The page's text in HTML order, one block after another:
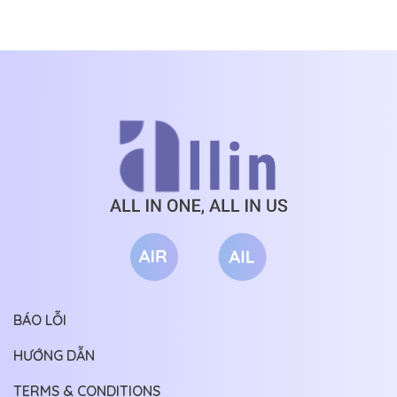
CHƯƠNG 43 11/06/2026
06/06/2026
02/06/2026
28/05/2026
CHƯƠNG 34
BÁO LỖI
HƯỚNG DẪN
TERMS & CONDITIONS